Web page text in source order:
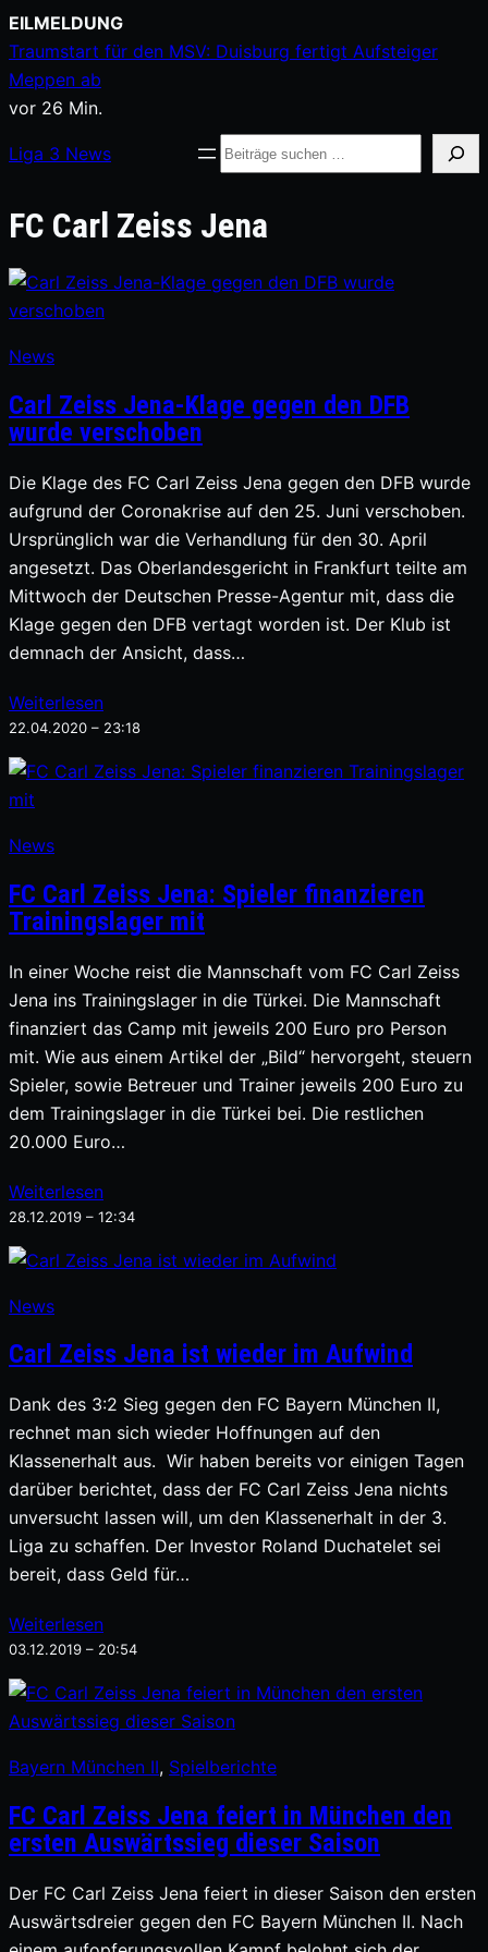
Zum
Inhalt
springen
EILMELDUNG
Traumstart für den MSV: Duisburg fertigt Aufsteiger
Meppen ab
vor 26 Min.
Liga 3 News Suche
FC Carl Zeiss Jena
News
Carl Zeiss Jena-Klage gegen den DFB
wurde verschoben
Die Klage des FC Carl Zeiss Jena gegen den DFB wurde
aufgrund der Coronakrise auf den 25. Juni verschoben.
Ursprünglich war die Verhandlung für den 30. April
angesetzt. Das Oberlandesgericht in Frankfurt teilte am
Mittwoch der Deutschen Presse-Agentur mit, dass die
Klage gegen den DFB vertagt worden ist. Der Klub ist
demnach der Ansicht, dass…
Weiterlesen
22.04.2020 – 23:18
News
FC Carl Zeiss Jena: Spieler finanzieren
Trainingslager mit
In einer Woche reist die Mannschaft vom FC Carl Zeiss
Jena ins Trainingslager in die Türkei. Die Mannschaft
finanziert das Camp mit jeweils 200 Euro pro Person
mit. Wie aus einem Artikel der „Bild“ hervorgeht, steuern
Spieler, sowie Betreuer und Trainer jeweils 200 Euro zu
dem Trainingslager in die Türkei bei. Die restlichen
20.000 Euro…
Weiterlesen
28.12.2019 – 12:34
News
Carl Zeiss Jena ist wieder im Aufwind
Dank des 3:2 Sieg gegen den FC Bayern München II,
rechnet man sich wieder Hoffnungen auf den
Klassenerhalt aus. Wir haben bereits vor einigen Tagen
darüber berichtet, dass der FC Carl Zeiss Jena nichts
unversucht lassen will, um den Klassenerhalt in der 3.
Liga zu schaffen. Der Investor Roland Duchatelet sei
bereit, dass Geld für…
Weiterlesen
03.12.2019 – 20:54
Bayern München II, Spielberichte
FC Carl Zeiss Jena feiert in München den
ersten Auswärtssieg dieser Saison
Der FC Carl Zeiss Jena feiert in dieser Saison den ersten
Auswärtsdreier gegen den FC Bayern München II. Nach